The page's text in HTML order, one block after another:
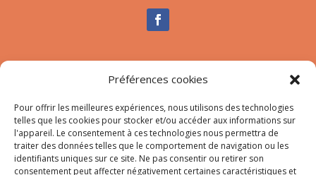
Préférences cookies
Pour offrir les meilleures expériences, nous utilisons des technologies
telles que les cookies pour stocker et/ou accéder aux informations sur
l'appareil. Le consentement à ces technologies nous permettra de
traiter des données telles que le comportement de navigation ou les
identifiants uniques sur ce site. Ne pas consentir ou retirer son
consentement peut affecter négativement certaines caractéristiques et
Nous contacter
Mail:secretariat-mairie@afa.corsica
Adresse :785 Strada d’Afà – Merria 20167 Afa